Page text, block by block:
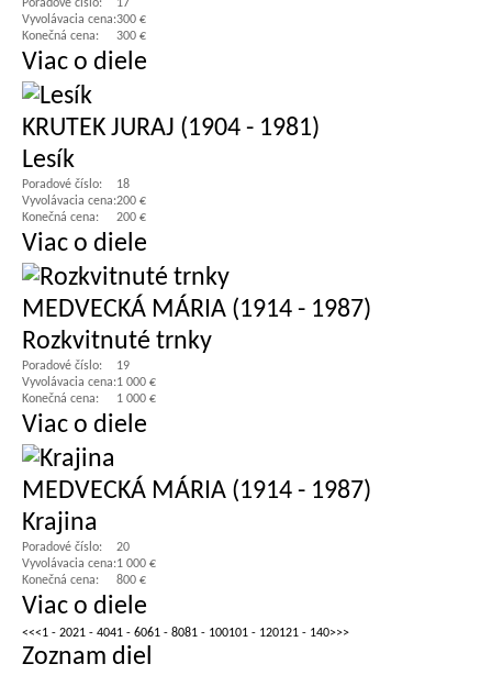
Poradové číslo:
17
Vyvolávacia cena:300 €
Konečná cena:
300 €
Viac o diele
KRUTEK JURAJ (1904 - 1981)
Lesík
Poradové číslo:
18
Vyvolávacia cena:200 €
Konečná cena:
200 €
Viac o diele
MEDVECKÁ MÁRIA (1914 - 1987)
Rozkvitnuté trnky
Poradové číslo:
19
Vyvolávacia cena:1 000 €
Konečná cena:
1 000 €
Viac o diele
MEDVECKÁ MÁRIA (1914 - 1987)
Krajina
Poradové číslo:
20
Vyvolávacia cena:1 000 €
Konečná cena:
800 €
Viac o diele
<<<1 - 2021 - 4041 - 6061 - 8081 - 100101 - 120121 - 140>>>
Zoznam diel